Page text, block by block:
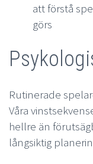
att förstå
görs
Rutinerade
Våra
hellre än
långsiktig